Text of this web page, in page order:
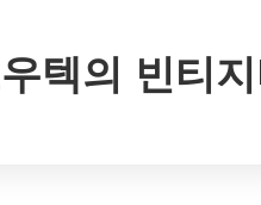
텍의 빈티